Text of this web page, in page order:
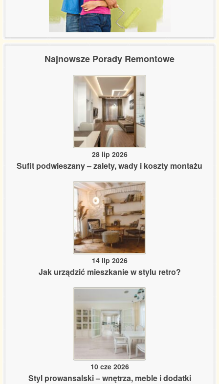
Najnowsze Porady Remontowe
28 lip 2026
Sufit podwieszany – zalety, wady i koszty montażu
14 lip 2026
Jak urządzić mieszkanie w stylu retro?
10 cze 2026
Styl prowansalski – wnętrza, meble i dodatki